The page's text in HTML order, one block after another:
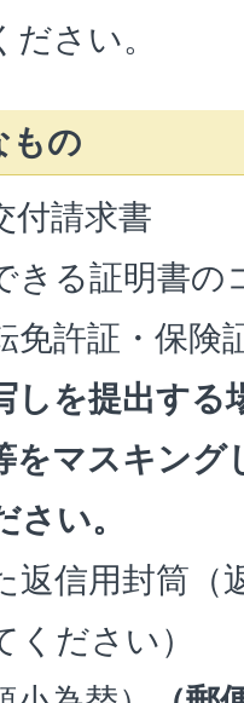
さい。
もの
付請求書
きる証明書の
免許証・保険
しを提出する
をマスキン
さい。
返信用封筒（
ください）